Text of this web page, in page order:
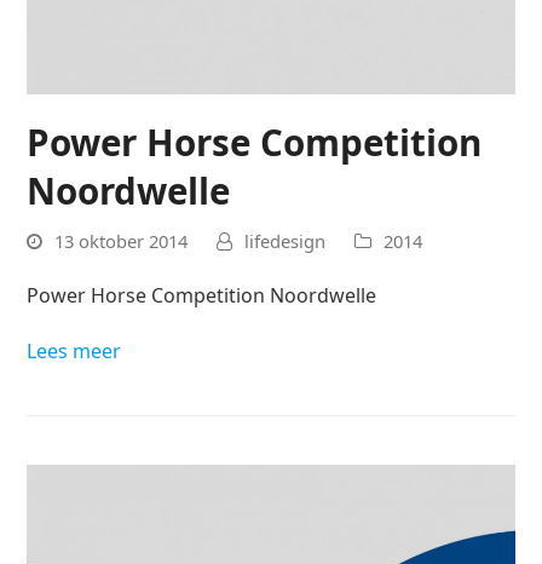
Power Horse Competition
Noordwelle
13 oktober 2014 lifedesign 2014
Power Horse Competition Noordwelle
Lees meer